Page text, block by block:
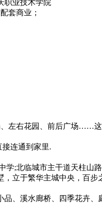
职业技术学院
套商业；
左右花园、前后广场……
接连通到家里.
;北临城市主干道天柱山
立于繁华主城中央，百
溪水廊桥、四季花卉、